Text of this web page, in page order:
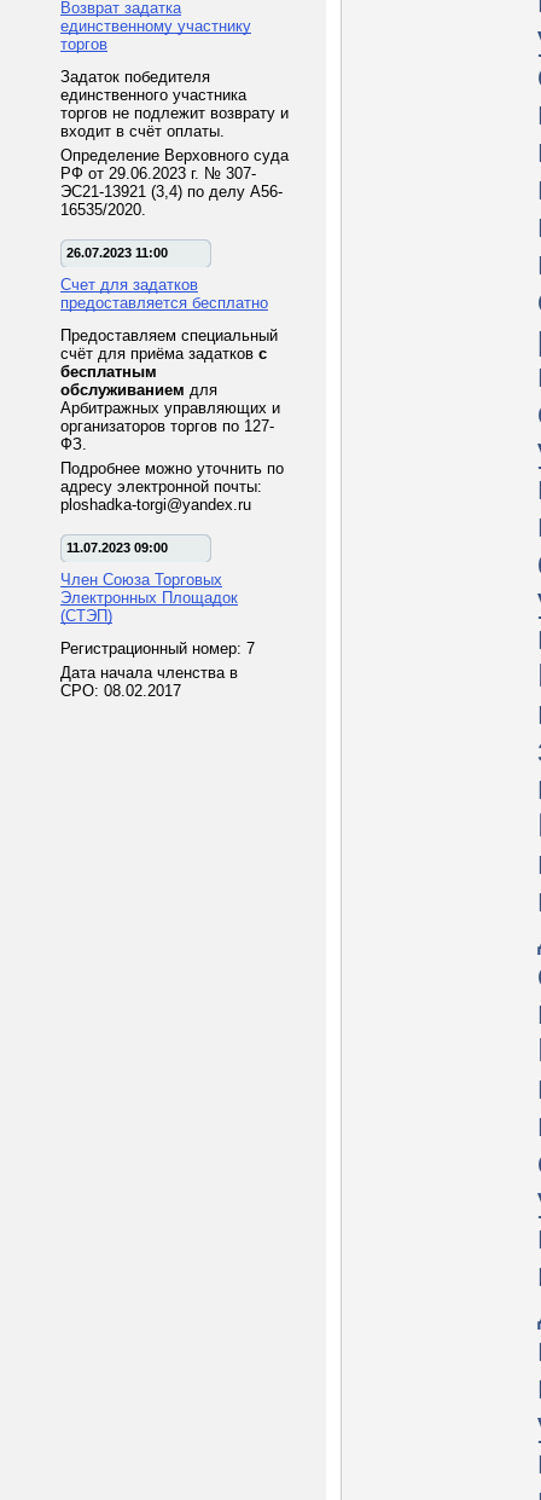
Возврат задатка
единственному участнику
торгов
Задаток победителя
единственного участника
торгов не подлежит возврату и
входит в счёт оплаты.
Определение Верховного суда
РФ от 29.06.2023 г. № 307-
ЭС21-13921 (3,4) по делу А56-
16535/2020.
26.07.2023 11:00
Счет для задатков
предоставляется бесплатно
Предоставляем специальный
счёт для приёма задатков с
бесплатным
обслуживанием для
Арбитражных управляющих и
организаторов торгов по 127-
ФЗ.
Подробнее можно уточнить по
адресу электронной почты:
ploshadka-torgi@yandex.ru
11.07.2023 09:00
Член Союза Торговых
Электронных Площадок
(СТЭП)
Регистрационный номер: 7
Дата начала членства в
СРО: 08.02.2017